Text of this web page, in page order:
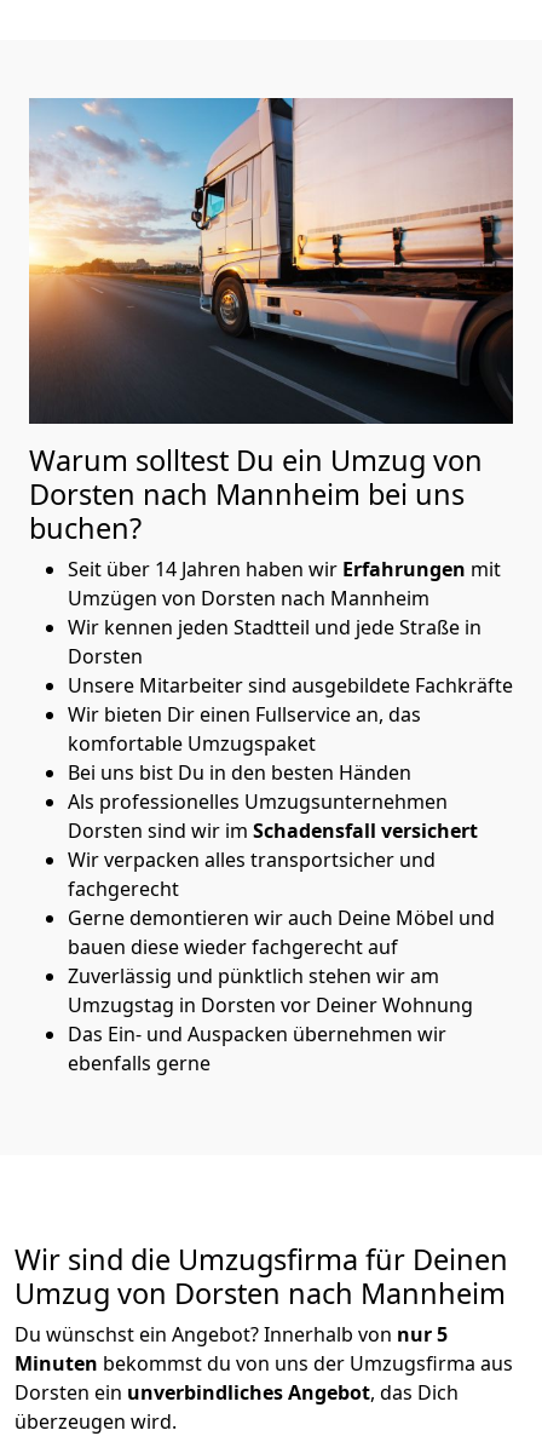
Warum solltest Du ein Umzug von
Dorsten nach Mannheim bei uns
buchen?
Seit über 14 Jahren haben wir Erfahrungen mit
Umzügen von Dorsten nach Mannheim
Wir kennen jeden Stadtteil und jede Straße in
Dorsten
Unsere Mitarbeiter sind ausgebildete Fachkräfte
Wir bieten Dir einen Fullservice an, das
komfortable Umzugspaket
Bei uns bist Du in den besten Händen
Als professionelles Umzugsunternehmen
Dorsten sind wir im Schadensfall versichert
Wir verpacken alles transportsicher und
fachgerecht
Gerne demontieren wir auch Deine Möbel und
bauen diese wieder fachgerecht auf
Zuverlässig und pünktlich stehen wir am
Umzugstag in Dorsten vor Deiner Wohnung
Das Ein- und Auspacken übernehmen wir
ebenfalls gerne
Wir sind die Umzugsfirma für Deinen
Umzug von Dorsten nach Mannheim
Du wünschst ein Angebot? Innerhalb von nur 5
Minuten bekommst du von uns der Umzugsfirma aus
Dorsten ein unverbindliches Angebot, das Dich
überzeugen wird.